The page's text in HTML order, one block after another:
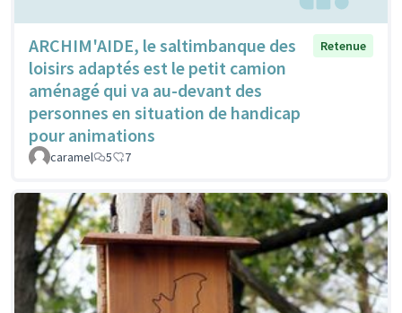
ARCHIM'AIDE, le saltimbanque des
loisirs adaptés est le petit camion
aménagé qui va au-devant des
personnes en situation de handicap
pour animations
Retenue
caramel 5 7